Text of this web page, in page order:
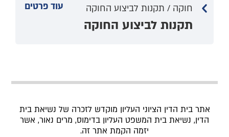
עוד פרטים חוקה / תקנות לביצוע החוקה
תקנות לביצוע החוקה
אתר בית הדין הציוני העליון מוקדש לזכרה של נשיאת בית
הדין, נשיאת בית המשפט העליון בדימוס, מרים נאור, אשר
יזמה הקמת אתר זה.